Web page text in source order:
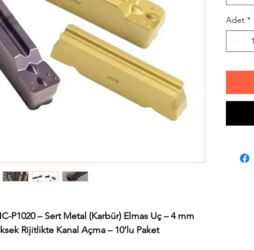
P1020 – Sert Metal (Karbür) Elmas Uç – 4 mm
Rijitlikte Kanal Açma – 10’lu Paket
Adet *